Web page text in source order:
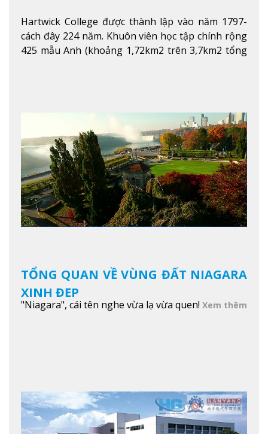
Hartwick College được thành lập vào năm 1797-
cách đây 224 năm. Khuôn viên học tập chính rộng
425 mẫu Anh (khoảng 1,72km2 trên 3,7km2 tổng
TỔNG QUAN VỀ VÙNG ĐẤT NIAGARA
XINH ĐẸP
"Niagara", cái tên nghe vừa lạ vừa quen! Xem thêm